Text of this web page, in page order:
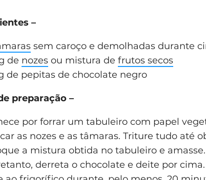
–
sem caroço e demolhadas durante
de nozes ou mistura de frutos secos
de pepitas de chocolate negro
preparação –
por forrar um tabuleiro com papel
as nozes e as tâmaras. Triture tudo até
a mistura obtida no tabuleiro e amasse.
derreta o chocolate e deite por cima.